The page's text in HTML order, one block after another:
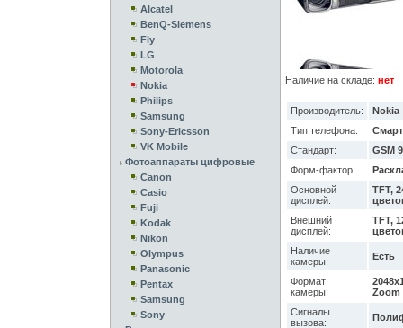
Alcatel
BenQ-Siemens
Fly
LG
Motorola
Nokia
Philips
Samsung
Sony-Ericsson
VK Mobile
Фотоаппараты цифровые
Canon
Casio
Fuji
Kodak
Nikon
Olympus
Panasonic
Pentax
Samsung
Sony
Наличие на складе: нет
Производитель:
Nokia
Тип телефона:
Стандарт:
GSM
Форм-фактор:
Основной
дисплей:
TFT,
Внешний
дисплей:
TFT,
Наличие
камеры:
Есть
Формат
камеры:
Zoom
Сигналы
вызова: